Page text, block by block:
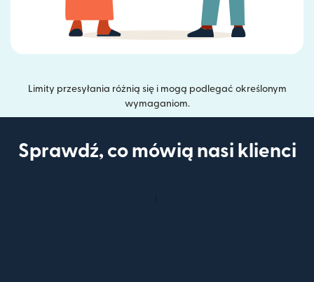
Limity przesyłania różnią się i mogą podlegać określonym
wymaganiom.
Sprawdź, co mówią nasi klienci